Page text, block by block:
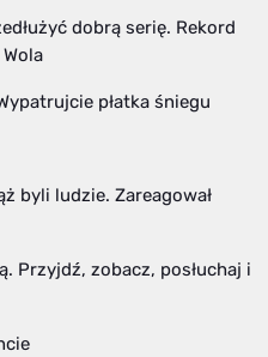
dobrą serię. Rekord
płatka śniegu
byli ludzie. Zareagował
Przyjdź, zobacz, posłuchaj i